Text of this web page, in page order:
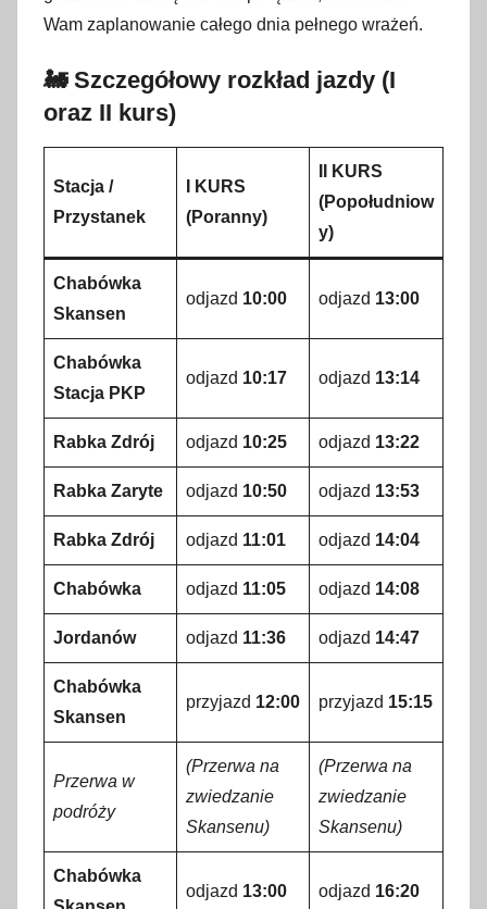
Wam zaplanowanie całego dnia pełnego wrażeń.
🚂 Szczegółowy rozkład jazdy (I
oraz II kurs)
Stacja /
Przystanek
I KURS
(Poranny)
II KURS
(Popołudniow
y)
Chabówka
Skansen
odjazd 10:00 odjazd 13:00
Chabówka
Stacja PKP
odjazd 10:17 odjazd 13:14
Rabka Zdrój odjazd 10:25 odjazd 13:22
Rabka Zaryte odjazd 10:50 odjazd 13:53
Rabka Zdrój odjazd 11:01 odjazd 14:04
Chabówka odjazd 11:05 odjazd 14:08
Jordanów odjazd 11:36 odjazd 14:47
Chabówka
Skansen
przyjazd 12:00 przyjazd 15:15
Przerwa w
podróży
(Przerwa na
zwiedzanie
Skansenu)
(Przerwa na
zwiedzanie
Skansenu)
Chabówka
odjazd 13:00 odjazd 16:20